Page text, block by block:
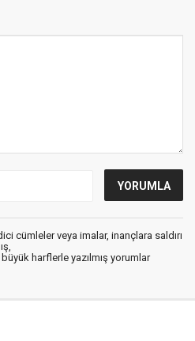
cümleler veya imalar, inançlara saldırı
harflerle yazılmış yorumlar